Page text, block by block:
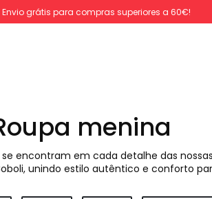
Envio grátis para compras superiores a 60€!
menina
encontram em cada detalhe das
unindo estilo autêntico e conforto